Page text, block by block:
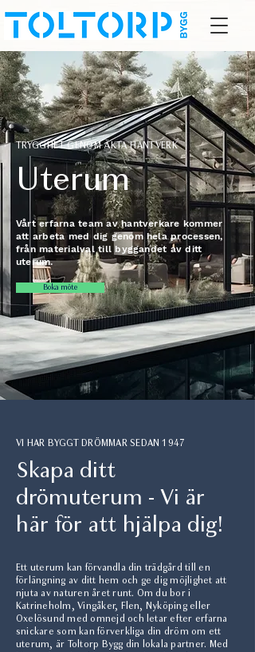
TRYGGHET GENOM ÄKTA HANTVERK
Uterum
Vårt erfarna team av hantverkare kommer
att arbeta med dig genom hela processen,
från materialval till byggandet av ditt
uterum.
Boka möte
VI HAR BYGGT DRÖMMAR SEDAN 1947
Skapa ditt
drömuterum - Vi är
här för att hjälpa dig!
Ett uterum kan förvandla din trädgård till en
förlängning av ditt hem och ge dig möjlighet att
njuta av naturen året runt. Om du bor i
Katrineholm, Vingåker, Flen, Nyköping eller
Oxelösund med omnejd och letar efter erfarna
snickare som kan förverkliga din dröm om ett
uterum, är Toltorp Bygg din lokala partner. Med